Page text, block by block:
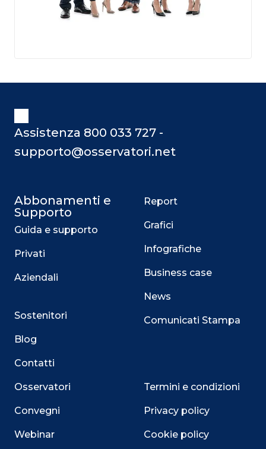
Assistenza 800 033 727 -
supporto@osservatori.net
Abbonamenti e
Supporto
Guida e supporto
Privati
Aziendali
Sostenitori
Blog
Contatti
Osservatori
Convegni
Webinar
Report
Grafici
Infografiche
Business case
News
Comunicati Stampa
Termini e condizioni
Privacy policy
Cookie policy